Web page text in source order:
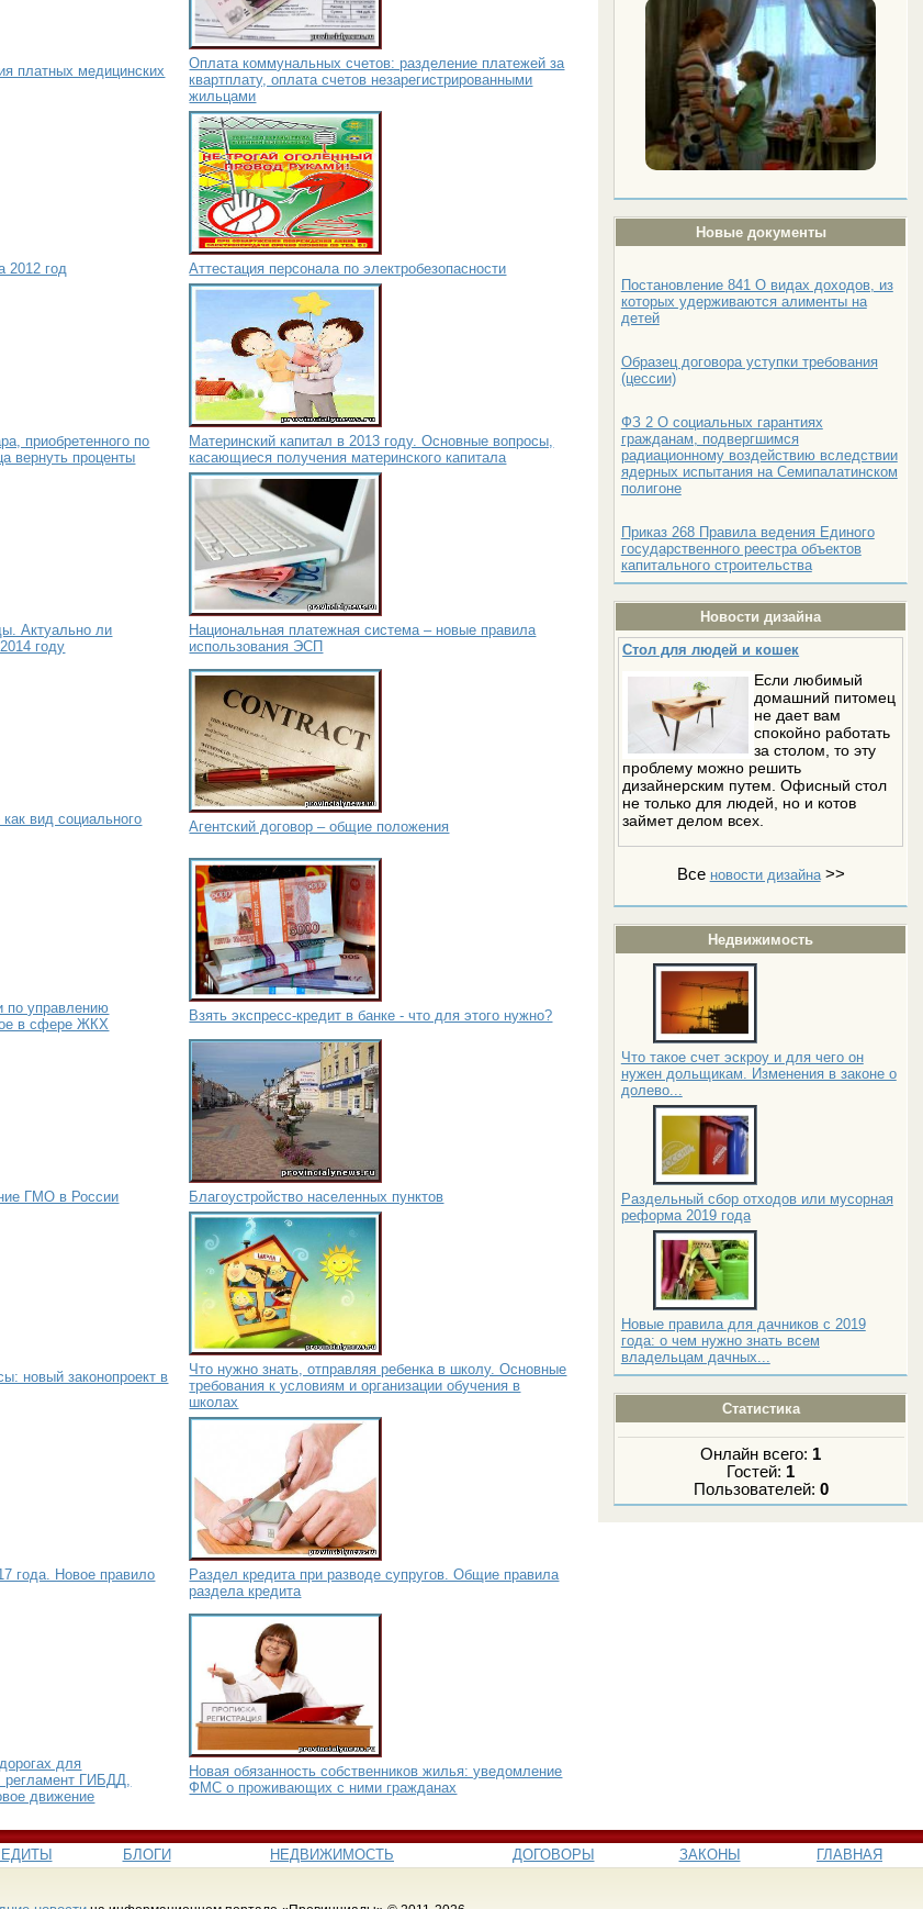
Новые документы
Постановление 841 О видах доходов, из
которых удерживаются алименты на
детей
Образец договора уступки требования
(цессии)
ФЗ 2 О социальных гарантиях
гражданам, подвергшимся
радиационному воздействию вследствии
ядерных испытания на Семипалатинском
полигоне
Приказ 268 Правила ведения Единого
государственного реестра объектов
капитального строительства
Новости дизайна
Стол для людей и кошек
Если любимый
домашний питомец
не дает вам
спокойно работать
за столом, то эту
проблему можно решить
дизайнерским путем. Офисный стол
не только для людей, но и котов
займет делом всех.
Все новости дизайна>>
Недвижимость
Что такое счет эскроу и для чего он
нужен дольщикам. Изменения в законе о
долево...
Раздельный сбор отходов или мусорная
реформа 2019 года
Новые правила для дачников с 2019
года: о чем нужно знать всем
владельцам дачных...
Статистика
Онлайн всего: 1
Гостей: 1
Пользователей: 0
платных медицинских
Оплата коммунальных счетов: разделение платежей за
квартплату, оплата счетов незарегистрированными
жильцами
2012 год Аттестация персонала по электробезопасности
приобретенного по
вернуть проценты
Материнский капитал в 2013 году. Основные вопросы,
касающиеся получения материнского капитала
Актуально ли
году
Национальная платежная система – новые правила
использования ЭСП
вид социального
Агентский договор – общие положения
по управлению
в сфере ЖКХ
Взять экспресс-кредит в банке - что для этого нужно?
ГМО в России Благоустройство населенных пунктов
новый законопроект в
Что нужно знать, отправляя ребенка в школу. Основные
требования к условиям и организации обучения в
школах
года. Новое правило
Раздел кредита при разводе супругов. Общие правила
раздела кредита
для
ГИБДД,
движение
Новая обязанность собственников жилья: уведомление
ФМС о проживающих с ними гражданах
БЛОГИ НЕДВИЖИМОСТЬ ДОГОВОРЫ ЗАКОНЫ ГЛАВНАЯ